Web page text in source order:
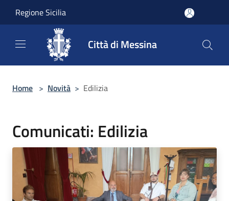
Regione Sicilia
Città di Messina
Home > Novità > Edilizia
Comunicati: Edilizia